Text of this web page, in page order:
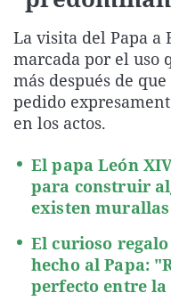
La visita del Papa a
marcada por el uso
más después de
pedido
en los actos.
El papa León
para construir
existen
El curioso
hecho al Papa:
perfecto entre